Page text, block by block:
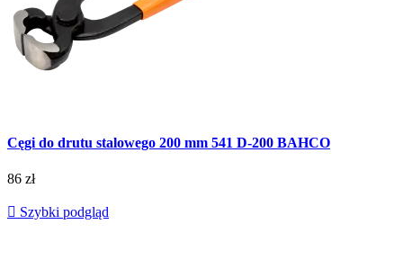
Cęgi do drutu stalowego 200 mm 541 D-200 BAHCO
86 zł
 Szybki podgląd